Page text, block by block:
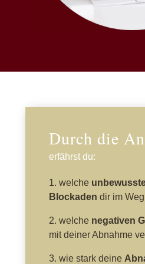
Durch die
erfährst du:
1. welche
Blockaden dir im
2. welche negativen
mit deiner Abnahme
3. wie stark deine